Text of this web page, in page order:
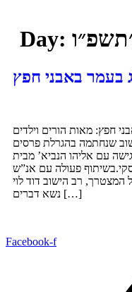
Day:
בעמר באבני חפץ
חפץ: מאות הורים וילדים
שנחתמה בהגרלת פרסים
עם אליהו הנביא’ מבית
פעולה עם אנ”ש
המצטרך, רב הישוב דוד לוי
נשא דברים […]
Facebook-f